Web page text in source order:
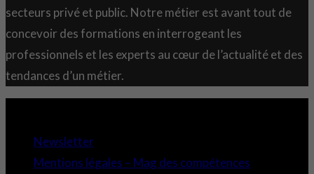
secteurs privé et public. Notre métier est avant tout de
concevoir des formations en interrogeant les
professionnels et les experts au cœur de l’actualité et des
tendances d’un métier.
Newsletter
Mentions légales – Mag des compétences